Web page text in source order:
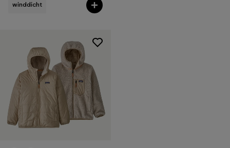
winddicht